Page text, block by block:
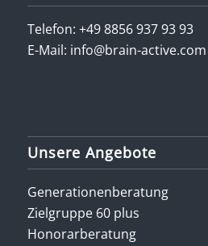
Telefon: +49 8856 937 93 93
E-Mail: info@brain-active.com
Unsere Angebote
Generationenberatung
Zielgruppe 60 plus
Honorarberatung